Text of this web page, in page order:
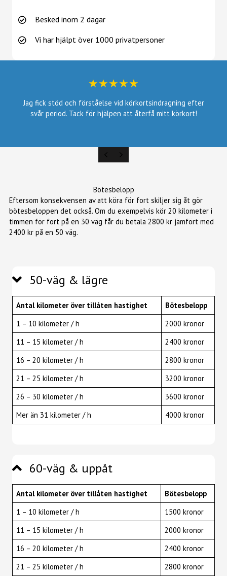
Besked inom 2 dagar
Vi har hjälpt över 1000 privatpersoner
★★★★★
Jag fick stöd och förståelse vid körkortsindragning efter
svår period. Tack för hjälpen att återfå mitt körkort!
PREVIOUS
NEXT
Bötesbelopp
Eftersom konsekvensen av att köra för fort skiljer sig åt gör
bötesbeloppen det också. Om du exempelvis kör 20 kilometer i
timmen för fort på en 30 väg får du betala 2800 kr jämfört med
2400 kr på en 50 väg.
50-väg & lägre
Antal kilometer över tillåten hastighet
Bötesbelopp
1 – 10 kilometer / h
2000 kronor
11 – 15 kilometer / h
2400 kronor
16 – 20 kilometer / h
2800 kronor
21 – 25 kilometer / h
3200 kronor
26 – 30 kilometer / h
3600 kronor
Mer än 31 kilometer / h
4000 kronor
60-väg & uppåt
Antal kilometer över tillåten hastighet
Bötesbelopp
1 – 10 kilometer / h
1500 kronor
11 – 15 kilometer / h
2000 kronor
16 – 20 kilometer / h
2400 kronor
21 – 25 kilometer / h
2800 kronor